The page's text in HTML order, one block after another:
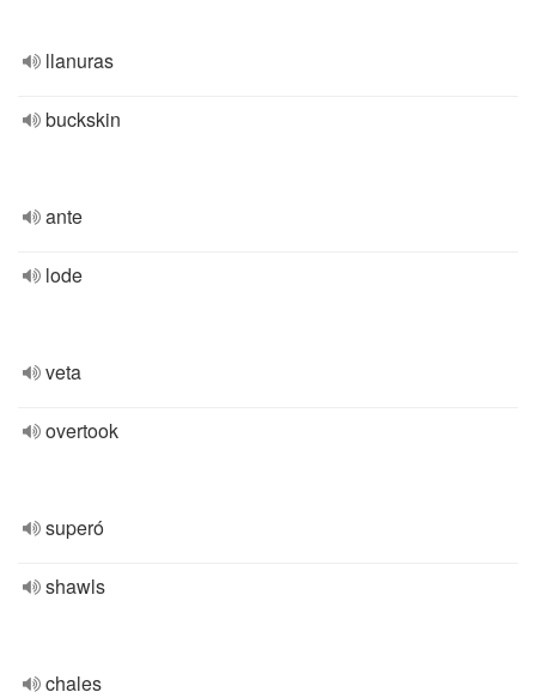
llanuras
buckskin
ante
lode
veta
overtook
superó
shawls
chales